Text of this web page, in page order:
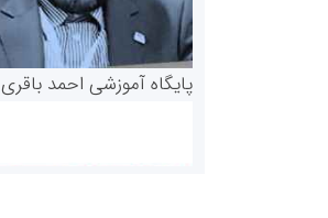
پایگاه آموزشی احمد باقری